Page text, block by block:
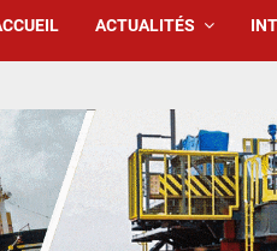
ACTUALITÉS